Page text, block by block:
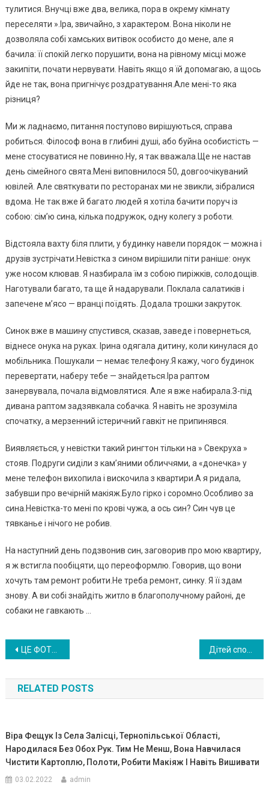
тулитися. Внучці вже два, велика, пора в окрему кімнату
переселяти ».Іра, звичайно, з характером. Вона ніколи не
дозволяла собі хамських витівок особисто до мене, але я
бачила: її спокій легко порушити, вона на рівному місці може
закипіти, почати нервувати. Навіть якщо я їй допомагаю, а щось
йде не так, вона пригнічує роздратування.Але мені-то яка
різниця?
Ми ж ладнаємо, питання поступово вирішуються, справа
робиться. Філософ вона в глибині душі, або буйна особистість —
мене стосуватися не повинно.Ну, я так вважала.Ще не настав
день сімейного свята.Мені виповнилося 50, довгоочікуваний
ювілей. Але святкувати по ресторанах ми не звикли, зібралися
вдома. Не так вже й багато людей я хотіла бачити поруч із
собою: сім’ю сина, кілька подружок, одну колегу з роботи.
Відстояла вахту біля плити, у будинку навели порядок — можна і
друзів зустрічати.Невістка з сином вирішили піти раніше: онук
уже носом клював. Я назбирала їм з собою пиріжків, солодощів.
Наготували багато, та ще й надарували. Поклала салатиків і
запечене м’ясо — вранці поїдять. Додала трошки закруток.
Синок вже в машину спустився, сказав, заведе і повернеться,
віднесе онука на руках. Ірина одягала дитину, коли кинулася до
мобільника. Пошукали — немає телефону.Я кажу, чого будинок
перевертати, наберу тебе — знайдеться.Іра раптом
занервувала, почала відмовлятися. Але я вже набирала.З-під
дивана раптом задзявкала собачка. Я навіть не зрозуміла
спочатку, а мерзенний істеричний гавкіт не припинявся.
Виявляється, у невістки такий рингтон тільки на » Свекруха »
стояв. Подруги сиділи з кам’яними обличчями, а «донечка» у
мене телефон вихопила і вискочила з квартири.А я ридала,
забувши про вечірній макіяж.Було гірко і соромно.Особливо за
сина.Невістка-то мені по крові чужа, а ось син? Син чув це
тявканье і нічого не робив.
На наступний день подзвонив син, заговорив про мою квартиру,
я ж встигла пообіцяти, що переоформлю. Говорив, що вони
хочуть там ремонт робити.Не треба ремонт, синку. Я її здам
знову. А ви собі знайдіть житло в благополучному районі, де
собаки не гавкають …
Навигация
по
записям
ЦЕ ФОТО МИЛОГО ХЛОПЧИКА БІЛЯ ТPУ НИ МА ТЕPІ СТPУ СНУЛО ДОБРЯЧЕ ВЕСЬ ІНТЕРНЕТ: ЙОГО ОСТАННІ СЛОВА МАМІ СПУС ТОШ УЮТЬ ДУШУ
RELATED POSTS
Віра Фещук Із Села Залісці, Тернопільської Області,
Народилася Без Обох Рук. Тим Не Менш, Вона Навчилася
Чистити Картоплю, Полоти, Робити Макіяж І Навіть Вишивати
03.02.2022 admin